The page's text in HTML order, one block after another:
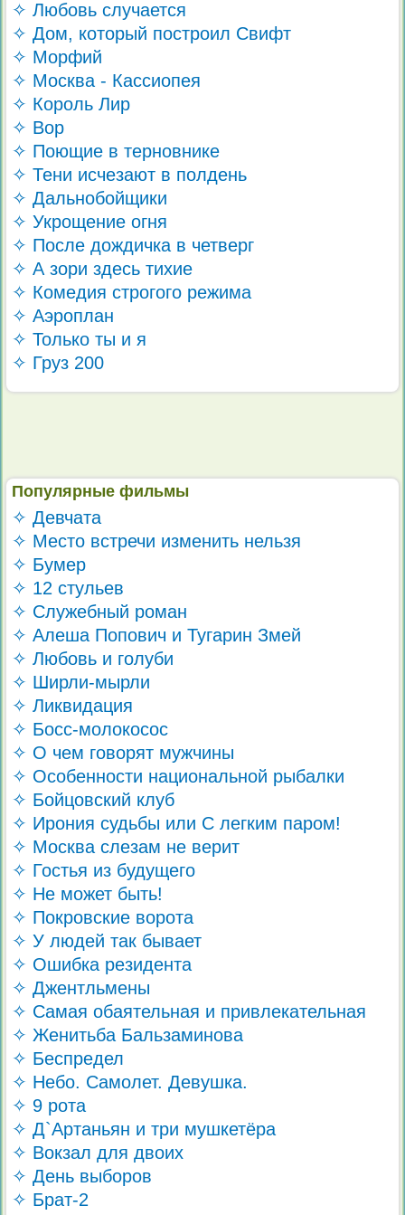
✧ Любовь случается
✧ Дом, который построил Свифт
✧ Морфий
✧ Москва - Кассиопея
✧ Король Лир
✧ Вор
✧ Поющие в терновнике
✧ Тени исчезают в полдень
✧ Дальнобойщики
✧ Укрощение огня
✧ После дождичка в четверг
✧ А зори здесь тихие
✧ Комедия строгого режима
✧ Аэроплан
✧ Только ты и я
✧ Груз 200
Популярные фильмы
✧ Девчата
✧ Место встречи изменить нельзя
✧ Бумер
✧ 12 стульев
✧ Служебный роман
✧ Алеша Попович и Тугарин Змей
✧ Любовь и голуби
✧ Ширли-мырли
✧ Ликвидация
✧ Босс-молокосос
✧ О чем говорят мужчины
✧ Особенности национальной рыбалки
✧ Бойцовский клуб
✧ Ирония судьбы или С легким паром!
✧ Москва слезам не верит
✧ Гостья из будущего
✧ Не может быть!
✧ Покровские ворота
✧ У людей так бывает
✧ Ошибка резидента
✧ Джентльмены
✧ Самая обаятельная и привлекательная
✧ Женитьба Бальзаминова
✧ Беспредел
✧ Небо. Самолет. Девушка.
✧ 9 рота
✧ Д`Артаньян и три мушкетёра
✧ Вокзал для двоих
✧ День выборов
✧ Брат-2